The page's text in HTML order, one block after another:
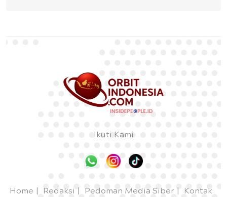
Ikuti Kami
Home Redaksi Pedoman Media Siber Kontak